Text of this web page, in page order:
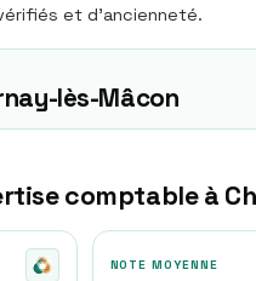
et d’ancienneté.
lès-Mâcon
comptable à
NOTE MOYENNE